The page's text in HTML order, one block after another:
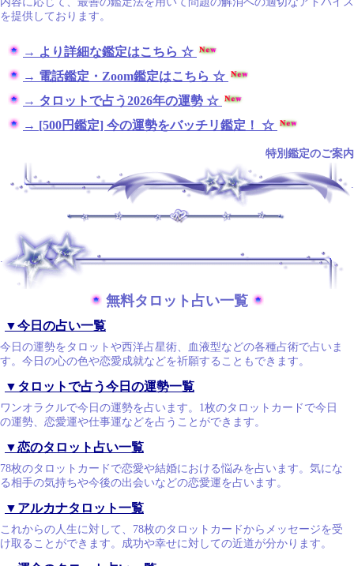
を提供しております。
→ より詳細な鑑定はこちら ☆
→ 電話鑑定・Zoom鑑定はこちら ☆
→ タロットで占う2026年の運勢 ☆
→ [500円鑑定] 今の運勢をバッチリ鑑定！ ☆
特別鑑定のご案内
無料タロット占い一覧
▼今日の占い一覧
今日の運勢をタロットや西洋占星術、血液型などの各種占術で占いま
す。今日の心の色や恋愛成就などを祈願することもできます。
▼タロットで占う今日の運勢一覧
ワンオラクルで今日の運勢を占います。1枚のタロットカードで今日
の運勢、恋愛運や仕事運などを占うことができます。
▼恋のタロット占い一覧
78枚のタロットカードで恋愛や結婚における悩みを占います。気にな
る相手の気持ちや今後の出会いなどの恋愛運を占います。
▼アルカナタロット一覧
これからの人生に対して、78枚のタロットカードからメッセージを受
け取ることができます。成功や幸せに対しての近道が分かります。